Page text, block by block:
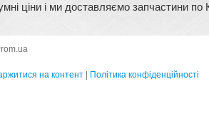
ціни і ми доставляємо запчастини по
на контент
Політика конфіденційності